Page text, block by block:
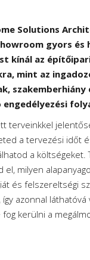
Solutions
gyors és
kínál az
mint az
szakemberhiány
engedélyezési
terveinkkel
a tervezési időt
a költségeket.
el, milyen
és felszereltségi
azonnal láthatóvá
fog kerülni a